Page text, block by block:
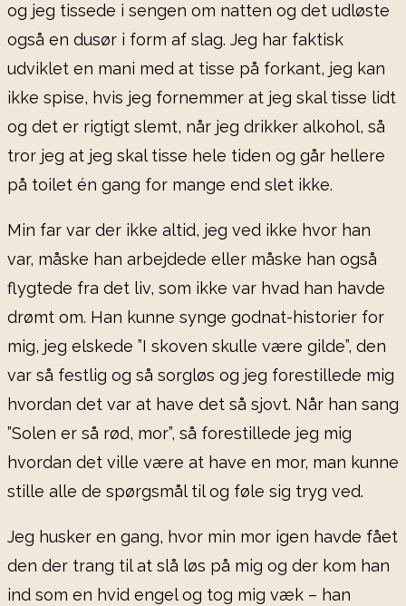
og jeg tissede i sengen om natten og det udløste
også en dusør i form af slag. Jeg har faktisk
udviklet en mani med at tisse på forkant, jeg kan
ikke spise, hvis jeg fornemmer at jeg skal tisse lidt
og det er rigtigt slemt, når jeg drikker alkohol, så
tror jeg at jeg skal tisse hele tiden og går hellere
på toilet én gang for mange end slet ikke.
Min far var der ikke altid, jeg ved ikke hvor han
var, måske han arbejdede eller måske han også
flygtede fra det liv, som ikke var hvad han havde
drømt om. Han kunne synge godnat-historier for
mig, jeg elskede ”I skoven skulle være gilde”, den
var så festlig og så sorgløs og jeg forestillede mig
hvordan det var at have det så sjovt. Når han sang
”Solen er så rød, mor”, så forestillede jeg mig
hvordan det ville være at have en mor, man kunne
stille alle de spørgsmål til og føle sig tryg ved.
Jeg husker en gang, hvor min mor igen havde fået
den der trang til at slå løs på mig og der kom han
ind som en hvid engel og tog mig væk – han